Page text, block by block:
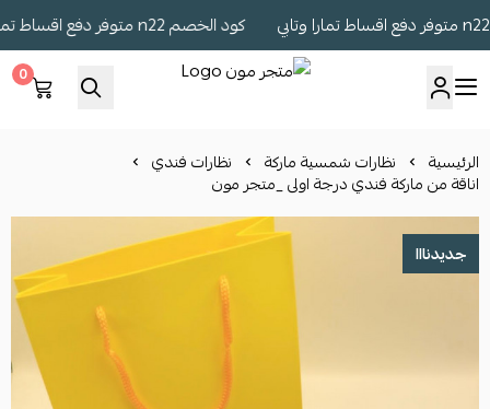
كود الخصم n22 متوفر دفع اقساط تمارا وتابي
0
الرئيسية نظارات شمسية ماركة نظارات فندي
اناقة من ماركة فندي درجة اولى _متجر مون
جديدنااا